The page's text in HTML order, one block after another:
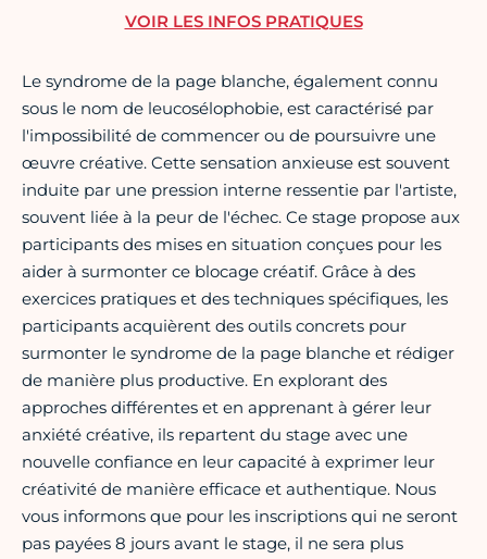
Le syndrome de la page blanche, également connu
sous le nom de leucosélophobie, est caractérisé par
l'impossibilité de commencer ou de poursuivre une
œuvre créative. Cette sensation anxieuse est souvent
induite par une pression interne ressentie par l'artiste,
souvent liée à la peur de l'échec. Ce stage propose aux
participants des mises en situation conçues pour les
aider à surmonter ce blocage créatif. Grâce à des
exercices pratiques et des techniques spécifiques, les
participants acquièrent des outils concrets pour
surmonter le syndrome de la page blanche et rédiger
de manière plus productive. En explorant des
approches différentes et en apprenant à gérer leur
anxiété créative, ils repartent du stage avec une
nouvelle confiance en leur capacité à exprimer leur
créativité de manière efficace et authentique. Nous
vous informons que pour les inscriptions qui ne seront
pas payées 8 jours avant le stage, il ne sera plus
VOIR LES INFOS PRATIQUES